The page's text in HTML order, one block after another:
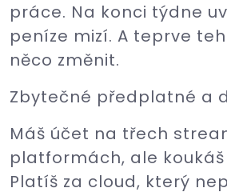
práce. Na konci týdne
peníze mizí. A teprve
něco změnit.
Zbytečné předplatné a
Máš účet na třech
platformách, ale
Platíš za cloud, který